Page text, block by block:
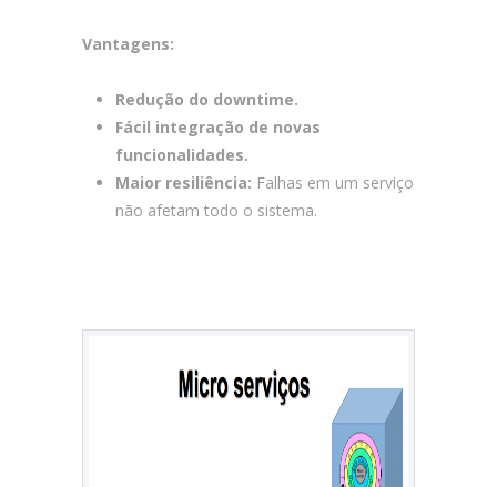
Vantagens:
Redução do downtime.
Fácil integração de novas
funcionalidades.
Maior resiliência: Falhas em um serviço
não afetam todo o sistema.